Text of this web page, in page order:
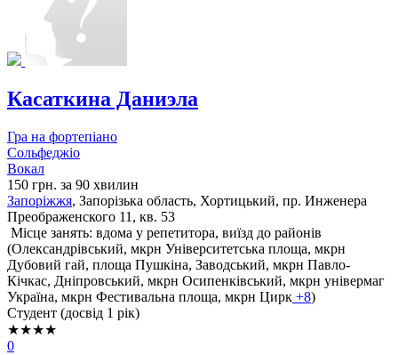
Касаткина Даниэла
Гра на фортепіано
Сольфеджіо
Вокал
150 грн. за 90 хвилин
Запоріжжя, Запорізька область, Хортицький, пр. Инженера
Преображенского 11, кв. 53
Місце занять: вдома у репетитора, виїзд до районів
(Олександрівський, мкрн Університетська площа, мкрн
Дубовий гай, площа Пушкіна, Заводський, мкрн Павло-
Кічкас, Дніпровський, мкрн Осипенківський, мкрн універмаг
Україна, мкрн Фестивальна площа, мкрн Цирк +8)
Cтудент (досвід 1 рік)
★★★★
0